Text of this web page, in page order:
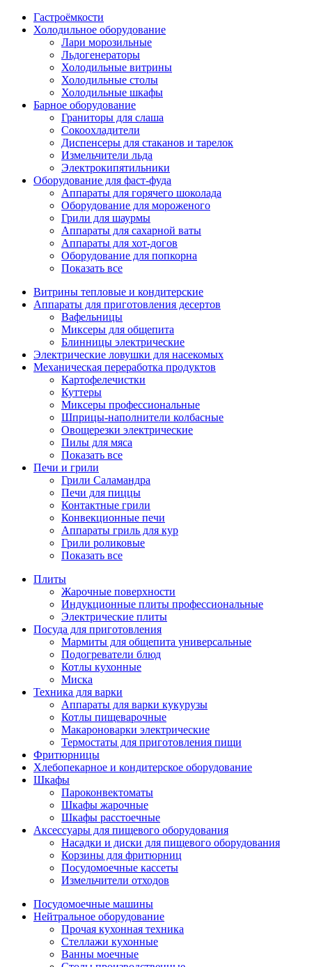
Гастроёмкости
Холодильное оборудование
Лари морозильные
Льдогенераторы
Холодильные витрины
Холодильные столы
Холодильные шкафы
Барное оборудование
Граниторы для слаша
Сокоохладители
Диспенсеры для стаканов и тарелок
Измельчители льда
Электрокипятильники
Оборудование для фаст-фуда
Аппараты для горячего шоколада
Оборудование для мороженого
Грили для шаурмы
Аппараты для сахарной ваты
Аппараты для хот-догов
Оборудование для попкорна
Показать все
Витрины тепловые и кондитерские
Аппараты для приготовления десертов
Вафельницы
Миксеры для общепита
Блинницы электрические
Электрические ловушки для насекомых
Механическая переработка продуктов
Картофелечистки
Куттеры
Миксеры профессиональные
Шприцы-наполнители колбасные
Овощерезки электрические
Пилы для мяса
Показать все
Печи и грили
Грили Саламандра
Печи для пиццы
Контактные грили
Конвекционные печи
Аппараты гриль для кур
Грили роликовые
Показать все
Плиты
Жарочные поверхности
Индукционные плиты профессиональные
Электрические плиты
Посуда для приготовления
Мармиты для общепита универсальные
Подогреватели блюд
Котлы кухонные
Миска
Техника для варки
Аппараты для варки кукурузы
Котлы пищеварочные
Макароноварки электрические
Термостаты для приготовления пищи
Фритюрницы
Хлебопекарное и кондитерское оборудование
Шкафы
Пароконвектоматы
Шкафы жарочные
Шкафы расстоечные
Аксессуары для пищевого оборудования
Насадки и диски для пищевого оборудования
Корзины для фритюрниц
Посудомоечные кассеты
Измельчители отходов
Посудомоечные машины
Нейтральное оборудование
Прочая кухонная техника
Стеллажи кухонные
Ванны моечные